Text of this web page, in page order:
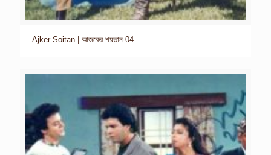
Ajker Soitan | আজকের শয়তান-04